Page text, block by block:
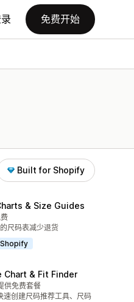
免费开始
Built for Shopify
& Size Guides
星）
尺码表减少退货
Chart & Fit Finder
星）
供免费套餐
速创建尺码推荐工具、尺码